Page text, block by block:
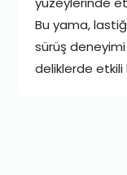
Bu yama,
sürüş
deliklerde etkili